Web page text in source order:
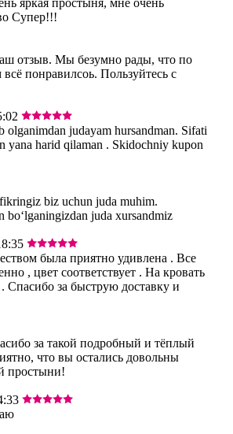
Супер!!!
отзыв. Мы безумно рады, что по
всё понравилсоь. Пользуйтесь с
olganimdan judayam hursandman. Sifati
yana harid qilaman . Skidochniy kupon
biz uchun juda muhim.
bo‘lganingizdan juda xursandmiz
была приятно удивлена . Все
, цвет соответствует . На кровать
Спасибо за быструю доставку и
за такой подробный и тёплый
что вы остались довольны
простыни!